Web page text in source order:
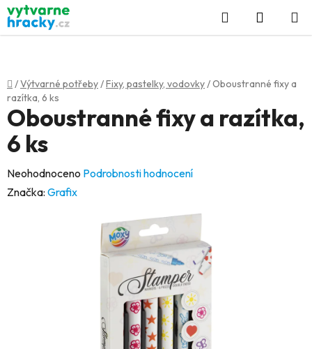
Přejít
na
obsah
Hledat
KOŠÍK
Domů
/Výtvarné potřeby/Fixy, pastelky, vodovky/Oboustranné fixy a
razítka, 6 ks
Oboustranné fixy a razítka,
6 ks
Průměrné
hodnocení
Neohodnoceno Podrobnosti hodnocení
Značka: Grafix